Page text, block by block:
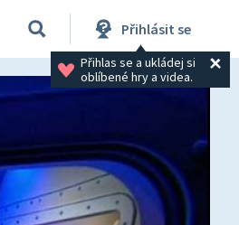
Přihlásit se
Přihlas se a ukládej si
oblíbené hry a videa.